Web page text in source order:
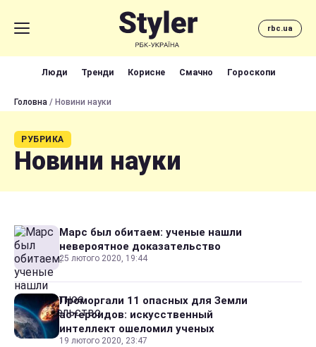
rbc.ua
Люди Тренди Корисне Смачно Гороскопи
Головна / Новини науки
РУБРИКА
Новини науки
Марс был обитаем: ученые нашли
невероятное доказательство
25 лютого 2020, 19:44
Проморгали 11 опасных для Земли
астероидов: искусственный
интеллект ошеломил ученых
19 лютого 2020, 23:47